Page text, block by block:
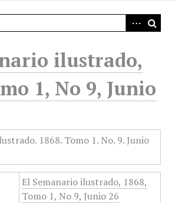
ilustrado,
1, No 9, Junio
El Semanario ilustrado, 1868,
Tomo 1, No 9, Junio 26